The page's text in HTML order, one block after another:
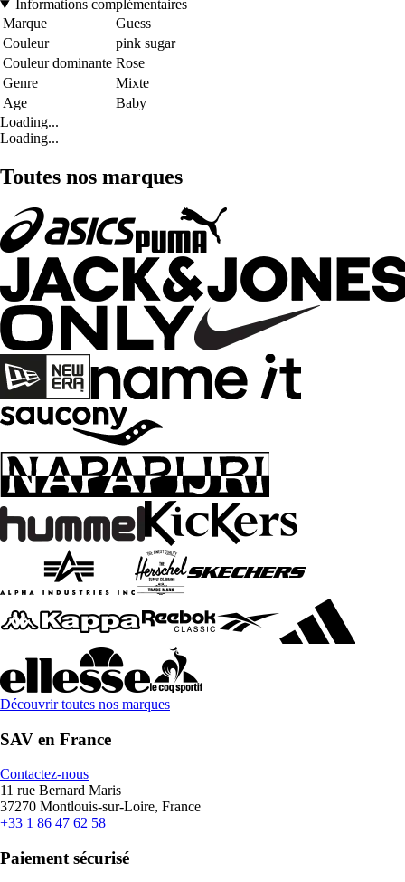
Informations complémentaires
Marque
Guess
Couleur
pink sugar
Couleur dominante Rose
Genre
Mixte
Age
Baby
Loading...
Loading...
Toutes nos marques
Découvrir toutes nos marques
SAV en France
Contactez-nous
11 rue Bernard Maris
37270 Montlouis-sur-Loire, France
+33 1 86 47 62 58
Paiement sécurisé